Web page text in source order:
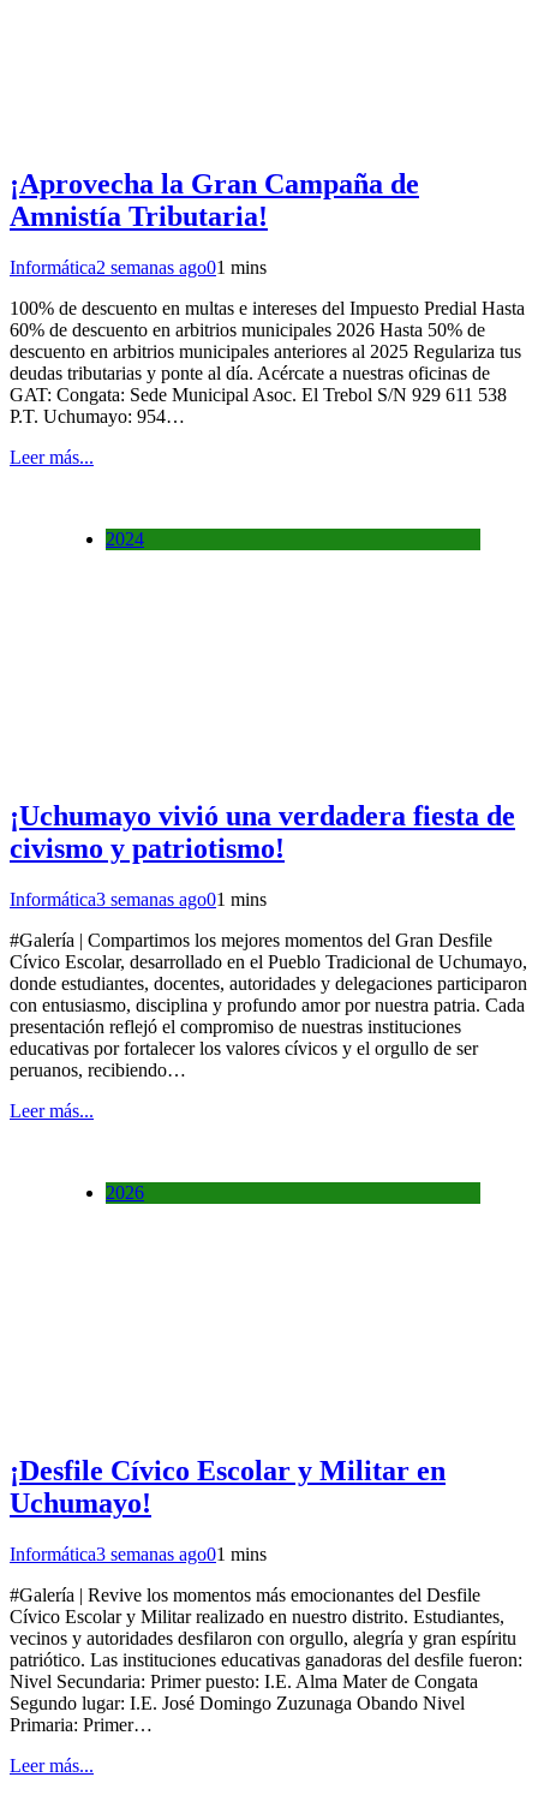
¡Aprovecha la Gran Campaña de
Amnistía Tributaria!
Informática2 semanas ago01 mins
100% de descuento en multas e intereses del Impuesto Predial Hasta
60% de descuento en arbitrios municipales 2026 Hasta 50% de
descuento en arbitrios municipales anteriores al 2025 Regulariza tus
deudas tributarias y ponte al día. Acércate a nuestras oficinas de
GAT: Congata: Sede Municipal Asoc. El Trebol S/N 929 611 538
P.T. Uchumayo: 954…
Leer más...
2024
¡Uchumayo vivió una verdadera fiesta de
civismo y patriotismo!
Informática3 semanas ago01 mins
#Galería | Compartimos los mejores momentos del Gran Desfile
Cívico Escolar, desarrollado en el Pueblo Tradicional de Uchumayo,
donde estudiantes, docentes, autoridades y delegaciones participaron
con entusiasmo, disciplina y profundo amor por nuestra patria. Cada
presentación reflejó el compromiso de nuestras instituciones
educativas por fortalecer los valores cívicos y el orgullo de ser
peruanos, recibiendo…
Leer más...
2026
¡Desfile Cívico Escolar y Militar en
Uchumayo!
Informática3 semanas ago01 mins
#Galería | Revive los momentos más emocionantes del Desfile
Cívico Escolar y Militar realizado en nuestro distrito. Estudiantes,
vecinos y autoridades desfilaron con orgullo, alegría y gran espíritu
patriótico. Las instituciones educativas ganadoras del desfile fueron:
Nivel Secundaria: Primer puesto: I.E. Alma Mater de Congata
Segundo lugar: I.E. José Domingo Zuzunaga Obando Nivel
Primaria: Primer…
Leer más...